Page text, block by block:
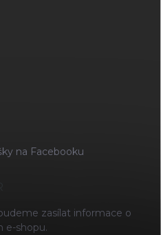
na Facebooku
zasílat informace o
e-shopu.